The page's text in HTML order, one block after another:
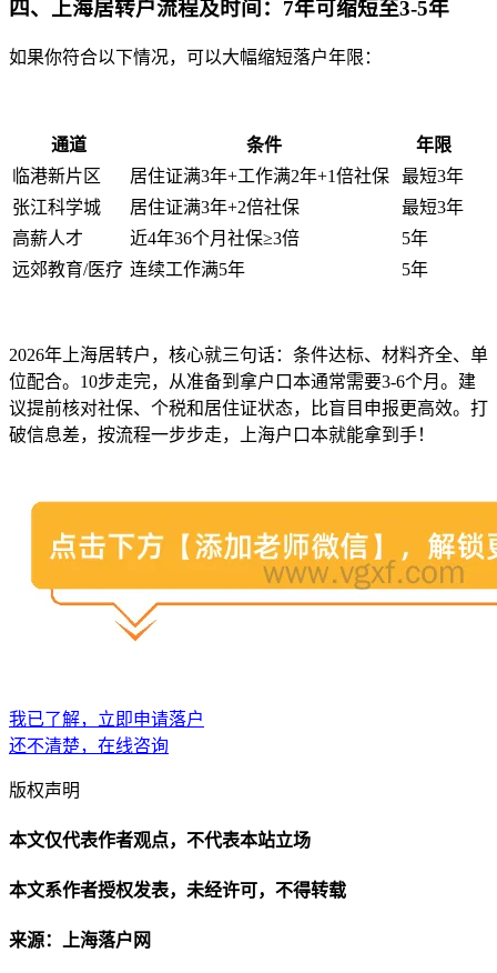
四、上海居转户流程及时间：7年可缩短至3-5年
如果你符合以下情况，可以大幅缩短落户年限：
通道 条件
年限
临港新片区
居住证满3年+工作满2年+1倍社保
最短3年
张江科学城
居住证满3年+2倍社保
最短3年
高薪人才
近4年36个月社保≥3倍
5年
远郊教育/医疗 连续工作满5年 5年
2026年上海居转户，核心就三句话：条件达标、材料齐全、单
位配合。10步走完，从准备到拿户口本通常需要3-6个月。建
议提前核对社保、个税和居住证状态，比盲目申报更高效。打
破信息差，按流程一步步走，上海户口本就能拿到手！
我已了解，立即申请落户
还不清楚，在线咨询
版权声明
本文仅代表作者观点，不代表本站立场
本文系作者授权发表，未经许可，不得转载
来源：上海落户网